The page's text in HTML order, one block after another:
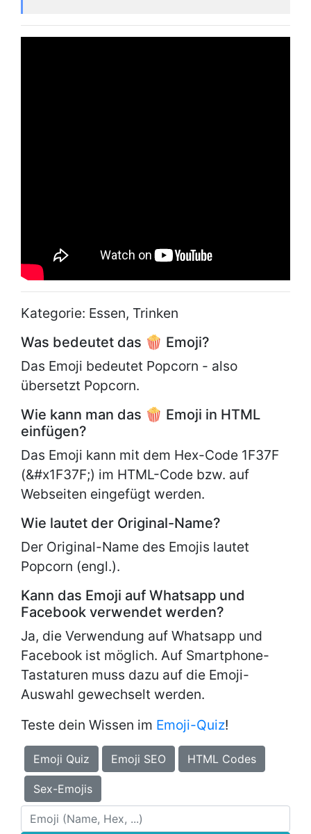
Kategorie: Essen, Trinken
Was bedeutet das 🍿 Emoji?
Das Emoji bedeutet Popcorn - also
übersetzt Popcorn.
Wie kann man das 🍿 Emoji in HTML
einfügen?
Das Emoji kann mit dem Hex-Code 1F37F
(&#x1F37F;) im HTML-Code bzw. auf
Webseiten eingefügt werden.
Wie lautet der Original-Name?
Der Original-Name des Emojis lautet
Popcorn (engl.).
Kann das Emoji auf Whatsapp und
Facebook verwendet werden?
Ja, die Verwendung auf Whatsapp und
Facebook ist möglich. Auf Smartphone-
Tastaturen muss dazu auf die Emoji-
Auswahl gewechselt werden.
Teste dein Wissen im Emoji-Quiz!
Emoji Quiz Emoji SEO HTML Codes
Sex-Emojis